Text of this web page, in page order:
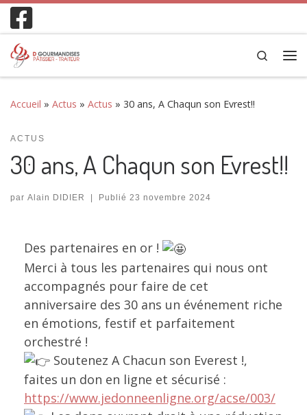
Passer au contenu
Search
Accueil » Actus » Actus » 30 ans, A Chaqun son Evrest!!
ACTUS
30 ans, A Chaqun son Evrest!!
par Alain DIDIER | Publié 23 novembre 2024
Des partenaires en or !
Merci à tous les partenaires qui nous ont
accompagnés pour faire de cet
anniversaire des 30 ans un événement riche
en émotions, festif et parfaitement
orchestré !
Soutenez A Chacun son Everest !,
faites un don en ligne et sécurisé :
https://www.jedonneenligne.org/acse/003/